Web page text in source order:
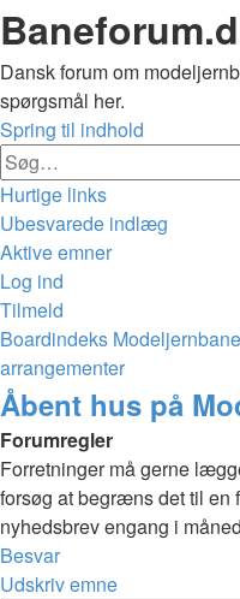
Dansk forum om
spørgsmål her.
Spring til indhold
Hurtige links
Ubesvarede indlæg
Aktive emner
Log ind
Tilmeld
Boardindeks
arrangementer
Søg
Åbent hus på
Forumregler
Forretninger må gerne
forsøg at begræns det til en
nyhedsbrev engang i
Besvar
Udskriv emne